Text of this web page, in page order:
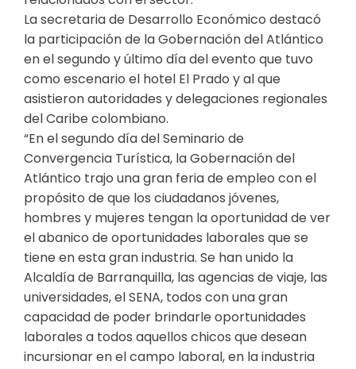
La secretaria de Desarrollo Económico destacó
la participación de la Gobernación del Atlántico
en el segundo y último día del evento que tuvo
como escenario el hotel El Prado y al que
asistieron autoridades y delegaciones regionales
del Caribe colombiano.
“En el segundo día del Seminario de
Convergencia Turística, la Gobernación del
Atlántico trajo una gran feria de empleo con el
propósito de que los ciudadanos jóvenes,
hombres y mujeres tengan la oportunidad de ver
el abanico de oportunidades laborales que se
tiene en esta gran industria. Se han unido la
Alcaldía de Barranquilla, las agencias de viaje, las
universidades, el SENA, todos con una gran
capacidad de poder brindarle oportunidades
laborales a todos aquellos chicos que desean
incursionar en el campo laboral, en la industria